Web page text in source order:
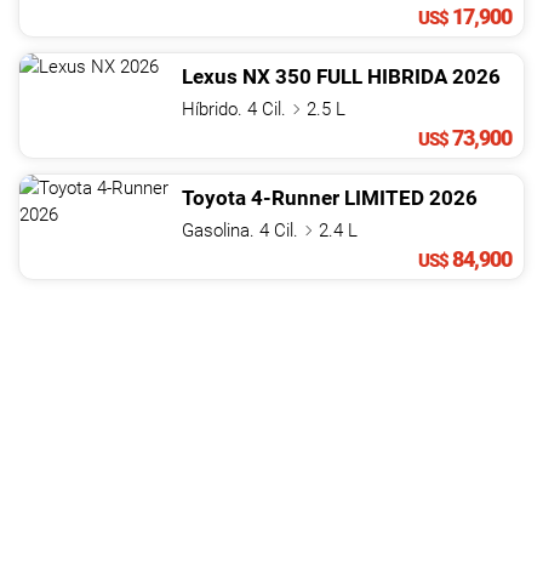
US$ 17,900
Lexus NX 350 FULL HIBRIDA 2026
Híbrido. 4 Cil.
2.5 L
US$73,900
Toyota 4-Runner LIMITED 2026
Gasolina. 4 Cil.
2.4 L
US$84,900